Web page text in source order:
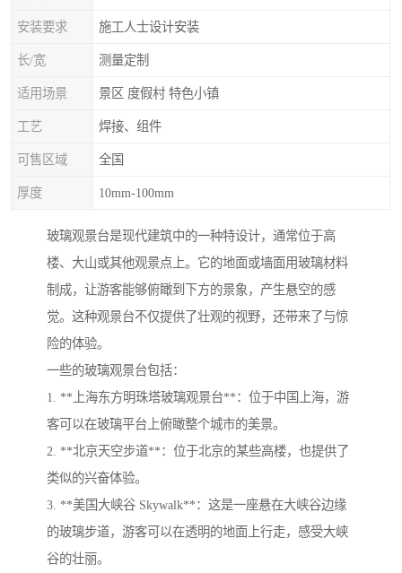
安装要求 施工人士设计安装
长/宽 测量定制
适用场景 景区 度假村 特色小镇
工艺 焊接、组件
可售区域 全国
厚度 10mm-100mm
玻璃观景台是现代建筑中的一种特设计，通常位于高
楼、大山或其他观景点上。它的地面或墙面用玻璃材料
制成，让游客能够俯瞰到下方的景象，产生悬空的感
觉。这种观景台不仅提供了壮观的视野，还带来了与惊
险的体验。
一些的玻璃观景台包括：
1. **上海东方明珠塔玻璃观景台**：位于中国上海，游
客可以在玻璃平台上俯瞰整个城市的美景。
2. **北京天空步道**：位于北京的某些高楼，也提供了
类似的兴奋体验。
3. **美国大峡谷 Skywalk**：这是一座悬在大峡谷边缘
的玻璃步道，游客可以在透明的地面上行走，感受大峡
谷的壮丽。